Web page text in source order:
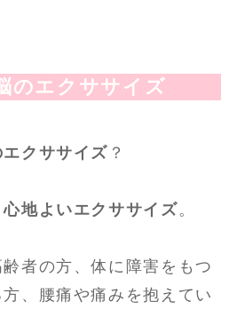
のエクササイズ
エクササイズ ？
地よいエクササイズ。
者の方、体に障害をもつ
、腰痛や痛みを抱えてい